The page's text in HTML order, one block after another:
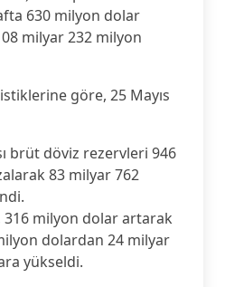
630 milyon dolar
milyar 232 milyon
göre, 25 Mayıs
brüt döviz rezervleri 946
83 milyar 762
316 milyon dolar artarak
dolardan 24 milyar
yükseldi.